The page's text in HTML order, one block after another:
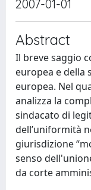
2007-01-01
Abstract
Il breve saggio
europea e della
europea. Nel
analizza la
sindacato di
dell’uniformità
giurisdizione
senso
da corte